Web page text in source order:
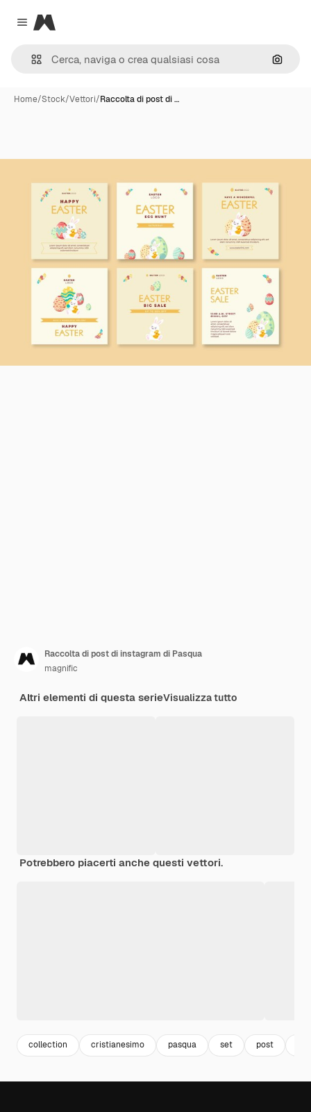
Close menu
Magnific
Cerca
Home/Stock/Vettori/Raccolta di post di …
Raccolta di post di instagram di Pasqua
magnific
Altri elementi di questa serieVisualizza tutto
Potrebbero piacerti anche questi vettori.
collection cristianesimo pasqua set post